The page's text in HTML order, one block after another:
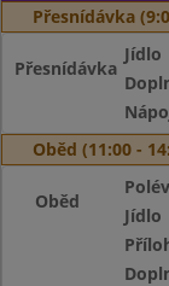
Přesnídávka
Přesnídávka
Jídlo
Oběd (11:00 -
Oběd
Jídlo